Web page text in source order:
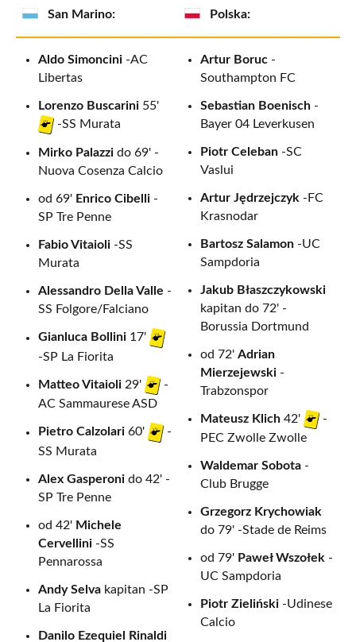
San Marino: Polska:
Aldo Simoncini -AC
Libertas
Lorenzo Buscarini 55'
-SS Murata
Mirko Palazzi do 69' -
Nuova Cosenza Calcio
od 69' Enrico Cibelli -
SP Tre Penne
Fabio Vitaioli -SS
Murata
Alessandro Della Valle -
SS Folgore/Falciano
Gianluca Bollini 17'
-SP La Fiorita
Matteo Vitaioli 29'
-
AC Sammaurese ASD
Pietro Calzolari 60'
-
SS Murata
Alex Gasperoni do 42' -
SP Tre Penne
od 42' Michele
Cervellini -SS
Pennarossa
Andy Selva kapitan -SP
La Fiorita
Danilo Ezequiel Rinaldi
Artur Boruc -
Southampton FC
Sebastian Boenisch -
Bayer 04 Leverkusen
Piotr Celeban -SC
Vaslui
Artur Jędrzejczyk -FC
Krasnodar
Bartosz Salamon -UC
Sampdoria
Jakub Błaszczykowski
kapitan do 72' -
Borussia Dortmund
od 72' Adrian
Mierzejewski -
Trabzonspor
Mateusz Klich 42'
-
PEC Zwolle Zwolle
Waldemar Sobota -
Club Brugge
Grzegorz Krychowiak
do 79' -Stade de Reims
od 79' Paweł Wszołek -
UC Sampdoria
Piotr Zieliński -Udinese
Calcio